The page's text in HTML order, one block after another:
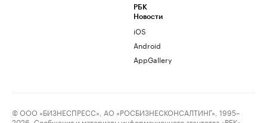
РБК
Новости
iOS
Android
AppGallery
© ООО «БИЗНЕСПРЕСС», АО «РОСБИЗНЕСКОНСАЛТИНГ», 1995–